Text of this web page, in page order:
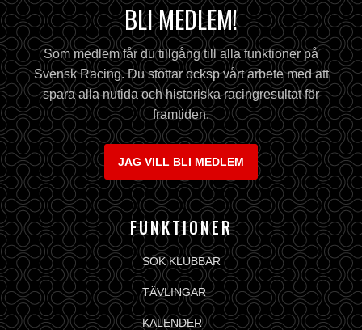
BLI MEDLEM!
Som medlem får du tillgång till alla funktioner på
Svensk Racing. Du stöttar ocksp vårt arbete med att
spara alla nutida och historiska racingresultat för
framtiden.
JAG VILL BLI MEDLEM
FUNKTIONER
SÖK KLUBBAR
TÄVLINGAR
KALENDER